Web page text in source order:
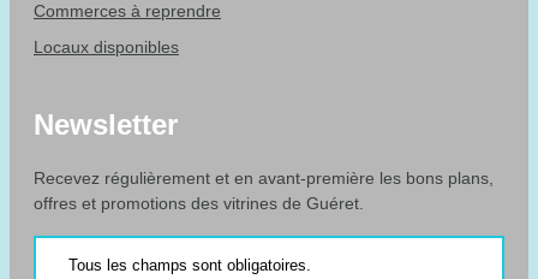
Commerces à reprendre
Locaux disponibles
Newsletter
Recevez régulièrement et en avant-première les bons plans,
offres et promotions des vitrines de Guéret.